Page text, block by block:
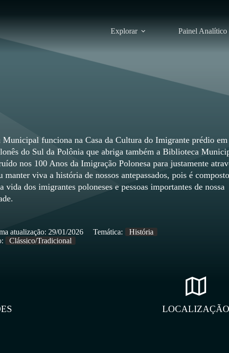
Explorar Painel Analítico
Municipal funciona na Casa da Cultura do Imigrante prédio em
do Sul da Polônia que abriga também a Biblioteca
nos 100 Anos da Imigração Polonesa para justamente
manter viva a história de nossos antepassados, pois é
vida dos imigrantes poloneses e pessoas importantes de nossa
atualização: 29/01/2026 Temática:
História
Clássico/Tradicional